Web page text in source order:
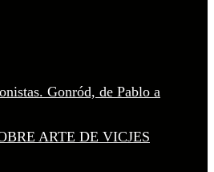
Gonród, de Pablo a
ARTE DE VICJES